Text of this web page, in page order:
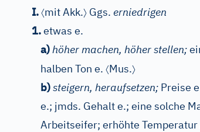
I.〈mit Akk.〉 Ggs. erniedrigen
1.etwas e.
a)höher machen, höher stellen;
halben Ton e. 〈Mus.〉
b)steigern, heraufsetzen; Preise
e.; jmds. Gehalt e.; eine solche
Arbeitseifer; erhöhte Temperatur